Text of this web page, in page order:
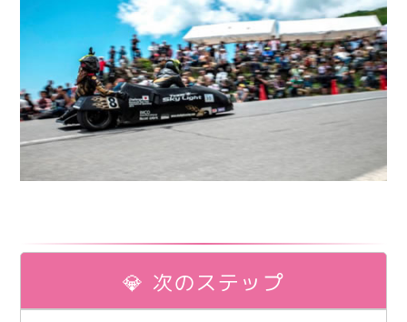
💎 次のステップ